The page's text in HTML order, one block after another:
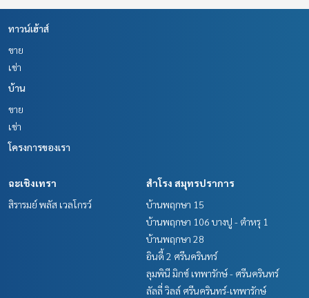
ทาวน์เฮ้าส์
ขาย
เช่า
บ้าน
ขาย
เช่า
โครงการของเรา
ฉะเชิงเทรา
สิรารมย์ พลัส เวลโกรว์
สำโรง สมุทรปราการ
บ้านพฤกษา 15
บ้านพฤกษา 106 บางปู - ตำหรุ 1
บ้านพฤกษา 28
อินดี้ 2 ศรีนครินทร์
ลุมพินี มิกซ์ เทพารักษ์ - ศรีนครินทร์
ลัลลี่ วิลล์ ศรีนครินทร์-เทพารักษ์